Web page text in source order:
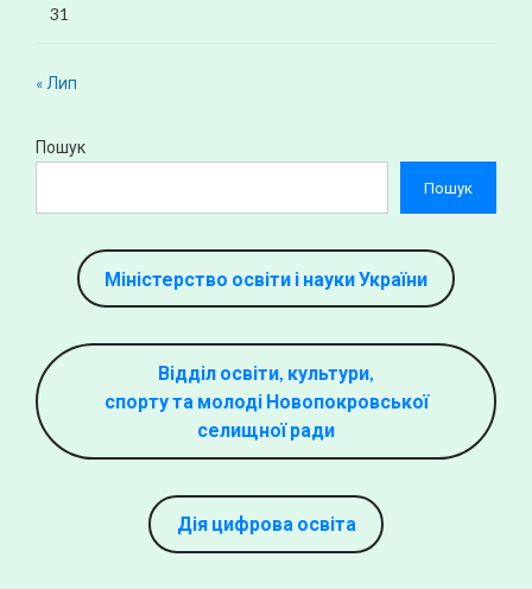
31
« Лип
Пошук
Пошук
Міністерство освіти і науки України
Відділ освіти, культури,
спорту та молоді Новопокровської
селищної ради
Дія цифрова освіта